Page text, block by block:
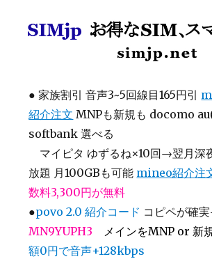
● 家族割引 音声3~5回線目165円引
紹介注文 MNPも新規も docomo
softbank 選べる
マイピタ ゆずるね×10回→翌月深
放題 月100GBも可能 mineo紹介注
数料3,300円が無料
●povo 2.0 紹介コード コピペが確
MN9YUPH3
メインをMNP or 新
額0円で音声+128kbps